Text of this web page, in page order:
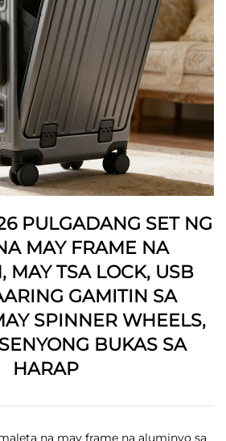
PULGADANG SET NG
MAY FRAME NA
MAY TSA LOCK, USB
GAMITIN SA
SPINNER WHEELS,
BUKAS SA
HARAP
na may frame na aluminyo sa